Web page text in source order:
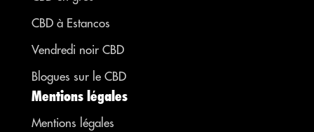
Achetez dès maintenant sur votre boutique en ligne de
CBD de confiance, Only CBD !
CBD à Estancos
Vendredi noir CBD
Blogues sur le CBD
Mentions légales
Mentions légales